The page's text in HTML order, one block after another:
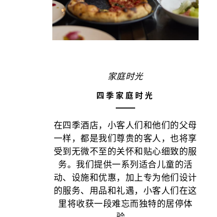
家庭时光
四季家庭时光
在四季酒店，小客人们和他们的父母
一样，都是我们尊贵的客人，也将享
受到无微不至的关怀和贴心细致的服
务。我们提供一系列适合儿童的活
动、设施和优惠，加上专为他们设计
的服务、用品和礼遇，小客人们在这
里将收获一段难忘而独特的居停体